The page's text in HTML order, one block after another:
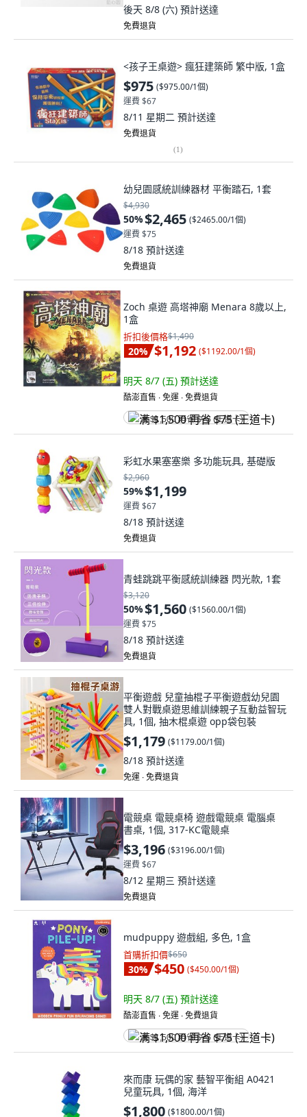
後天 8/8 (六) 預計送達
免費退貨
<孩子王桌遊> 瘋狂建築師 繁中版, 1盒
$975 ($975.00/1個)
運費 $67
8/11 星期二 預計送達
免費退貨
(1)
幼兒園感統訓練器材 平衡踏石, 1套
$4,930
50%$2,465 ($2465.00/1個)
運費 $75
8/18 預計送達
免費退貨
Zoch 桌遊 高塔神廟 Menara 8歲以上,
1盒
折扣後價格$1,490
20% $1,192 ($1192.00/1個)
明天 8/7 (五) 預計送達
酷澎直售 ∙ 免運 ∙ 免費退貨
满 $1,500 再省 $75 (王道卡)
彩虹水果塞塞樂 多功能玩具, 基礎版
$2,960
59%$1,199
運費 $67
8/18 預計送達
免費退貨
青蛙跳跳平衡感統訓練器 閃光款, 1套
$3,120
50%$1,560 ($1560.00/1個)
運費 $75
8/18 預計送達
免費退貨
平衡遊戲 兒童抽棍子平衡遊戲幼兒園
雙人對戰桌遊思維訓練親子互動益智玩
具, 1個, 抽木棍桌遊 opp袋包裝
$1,179 ($1179.00/1個)
8/18 預計送達
免運 ∙ 免費退貨
電競桌 電競桌椅 遊戲電競桌 電腦桌
書桌, 1個, 317-KC電競桌
$3,196 ($3196.00/1個)
運費 $67
8/12 星期三 預計送達
免費退貨
mudpuppy 遊戲組, 多色, 1盒
首購折扣價$650
30% $450 ($450.00/1個)
明天 8/7 (五) 預計送達
酷澎直售 ∙ 免運 ∙ 免費退貨
满 $1,500 再省 $75 (王道卡)
來而康 玩偶的家 藝智平衡組 A0421
兒童玩具, 1個, 海洋
$1,800 ($1800.00/1個)